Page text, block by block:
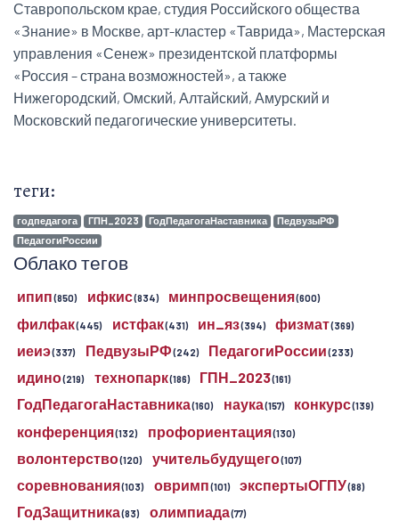
Ставропольском крае, студия Российского общества
«Знание» в Москве, арт-кластер «Таврида», Мастерская
управления «Сенеж» президентской платформы
«Россия – страна возможностей», а также
Нижегородский, Омский, Алтайский, Амурский и
Московский педагогические университеты.
теги:
годпедагога ГПН_2023 ГодПедагогаНаставника
ПедвузыРФ
ПедагогиРоссии
Облако тегов
ипип(850) ифкис(834) минпросвещения(600)
филфак(445) истфак(431) ин_яз(394) физмат(369)
иеиэ(337) ПедвузыРФ(242) ПедагогиРоссии(233)
идино(219) технопарк(186) ГПН_2023(161)
ГодПедагогаНаставника(160) наука(157) конкурс(139)
конференция(132) профориентация(130)
волонтерство(120) учительбудущего(107)
соревнования(103) овримп(101) экспертыОГПУ(88)
ГодЗащитника(83) олимпиада(77)